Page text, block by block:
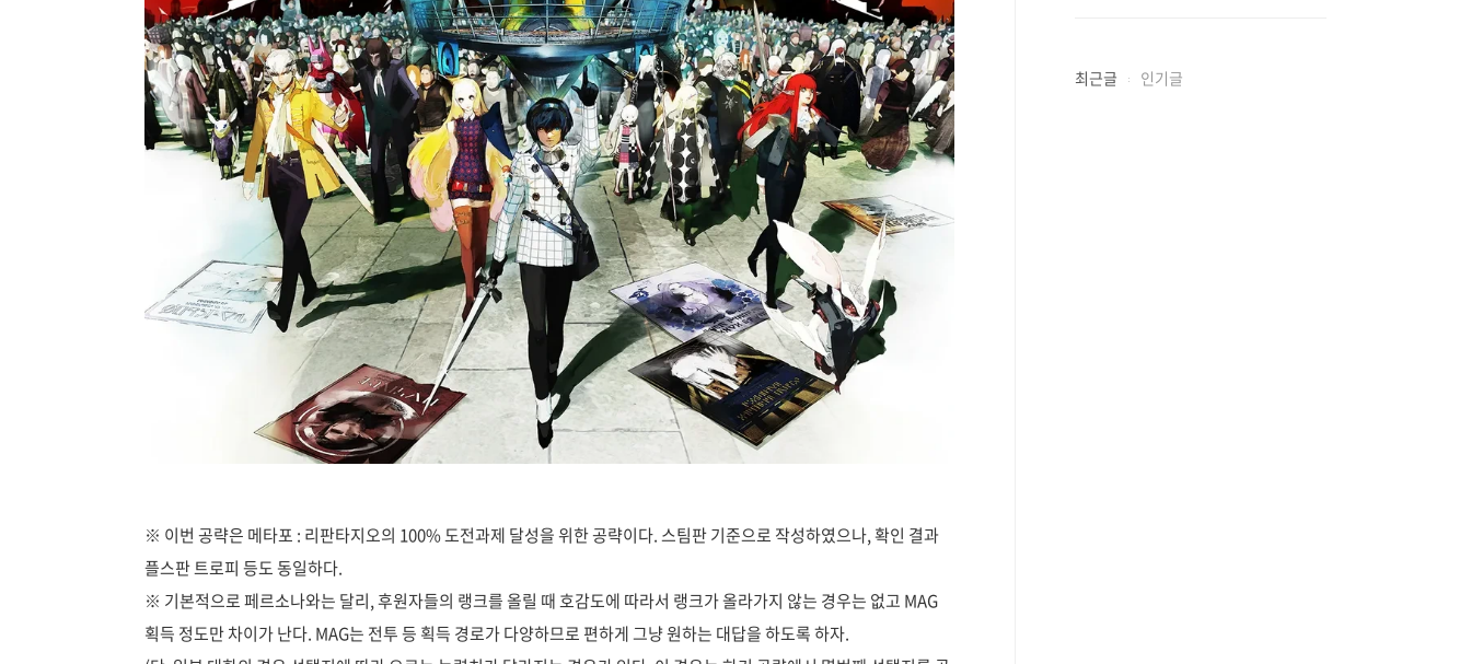
※ 이번 공략은 메타포 : 리판타지오의 100% 도전과제 달성을 위한 공략이다. 스팀판 기준으로 작성하였으나, 확인 결과
플스판 트로피 등도 동일하다.
※ 기본적으로 페르소나와는 달리, 후원자들의 랭크를 올릴 때 호감도에 따라서 랭크가 올라가지 않는 경우는 없고 MAG
획득 정도만 차이가 난다. MAG는 전투 등 획득 경로가 다양하므로 편하게 그냥 원하는 대답을 하도록 하자.
최근글 인기글